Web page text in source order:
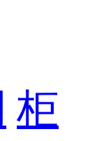
柜